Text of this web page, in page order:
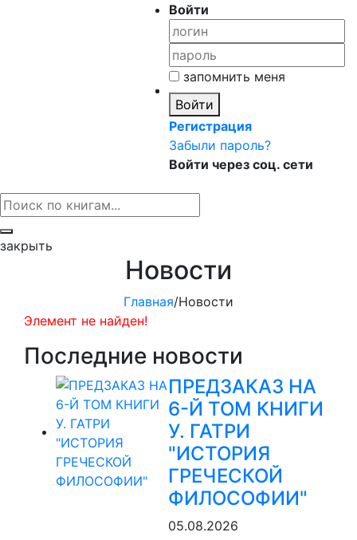
Войти
запомнить меня
Войти
Регистрация
Забыли пароль?
Войти через соц. сети
закрыть
Новости
Главная/Новости
Элемент не найден!
Последние новости
ПРЕДЗАКАЗ НА
6-Й ТОМ КНИГИ
У. ГАТРИ
"ИСТОРИЯ
ГРЕЧЕСКОЙ
ФИЛОСОФИИ"
05.08.2026